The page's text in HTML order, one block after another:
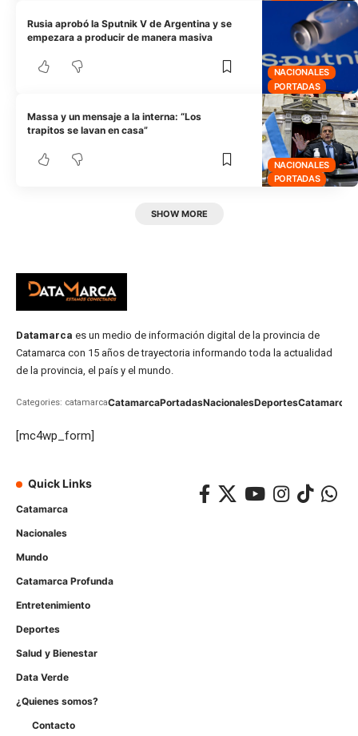
NACIONALES
PORTADAS
Rusia aprobó la Sputnik V de Argentina y se
empezara a producir de manera masiva
NACIONALES
PORTADAS
Massa y un mensaje a la interna: “Los
trapitos se lavan en casa”
SHOW MORE
Datamarca es un medio de información digital de la provincia de
Catamarca con 15 años de trayectoria informando toda la actualidad
de la provincia, el país y el mundo.
Categories: catamarcaCatamarcaPortadasNacionalesDeportesCatamarca
[mc4wp_form]
Quick Links
Catamarca
Nacionales
Mundo
Catamarca Profunda
Entretenimiento
Deportes
Salud y Bienestar
Data Verde
¿Quienes somos?
Contacto